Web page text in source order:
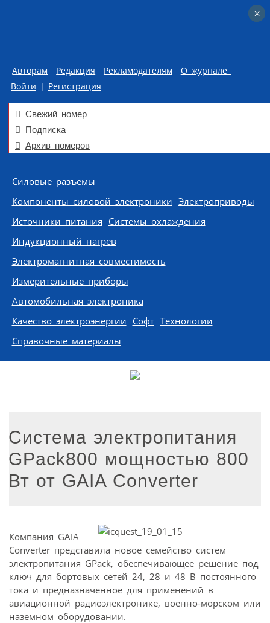
Авторам Редакция Рекламодателям
О журнале
Войти | Регистрация
Свежий номер
Подписка
Архив номеров
Skip to content
Силовые разъемы
Компоненты силовой электроники Электроприводы
Источники питания Системы охлаждения
Индукционный нагрев
Электромагнитная совместимость
Измерительные приборы
Автомобильная электроника
Качество электроэнергии Софт Технологии
Справочные материалы
Система электропитания
GPack800 мощностью 800
Вт от GAIA Converter
Компания GAIA
Converter представила новое семейство систем
электропитания GPack, обеспечивающее решение под
ключ для бортовых сетей 24, 28 и 48 В постоянного
тока и предназначенное для применений в
авиационной радиоэлектронике, военно-морском или
наземном оборудовании.
×
×